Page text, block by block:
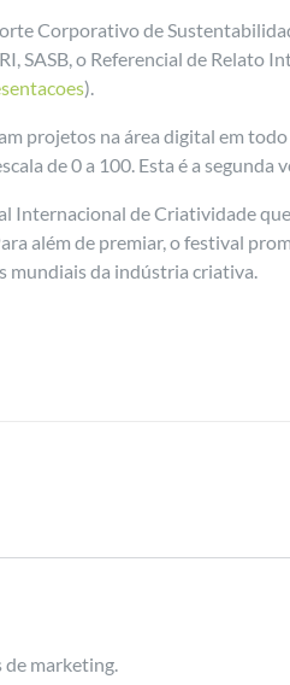
Corporativo de
o Referencial de Relato
).
projetos na área digital em
de 0 a 100. Esta é a segunda
Internacional de Criatividade
além de premiar, o festival
mundiais da indústria criativa.
de marketing.